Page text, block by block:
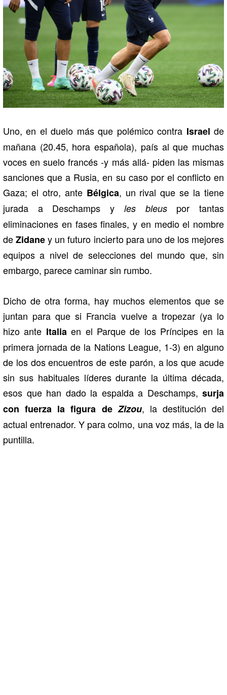
Uno, en el duelo más que polémico contra Israelde
mañana (20.45, hora española), país al que muchas
voces en suelo francés -y más allá- piden las mismas
sanciones que a Rusia, en su caso por el conflicto en
Gaza; el otro, ante Bélgica, un rival que se la tiene
jurada a Deschamps y les bleus por tantas
eliminaciones en fases finales, y en medio el nombre
deZidaney un futuro incierto para uno de los mejores
equipos a nivel de selecciones del mundo que, sin
embargo, parece caminar sin rumbo.
Dicho de otra forma, hay muchos elementos que se
juntan para que si Francia vuelve a tropezar (ya lo
hizo ante Italiaen el Parque de los Príncipes en la
primera jornada de la Nations League, 1-3) en alguno
de los dos encuentros de este parón, a los que acude
sin sus habituales líderes durante la última década,
esos que han dado la espalda a Deschamps, surja
con fuerza la figura de Zizou, la destitución del
actual entrenador. Y para colmo, una voz más, la de la
puntilla.